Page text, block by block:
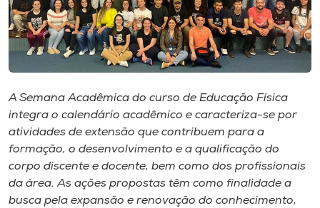
Rádio
Unoesc
Store
A Semana Acadêmica do curso de Educação Física
integra o calendário acadêmico e caracteriza-se por
atividades de extensão que contribuem para a
formação, o desenvolvimento e a qualificação do
corpo discente e docente, bem como dos profissionais
da área. As ações propostas têm como finalidade a
busca pela expansão e renovação do conhecimento,